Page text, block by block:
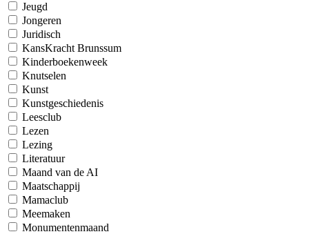
Jeugd
Jongeren
Juridisch
KansKracht Brunssum
Kinderboekenweek
Knutselen
Kunst
Kunstgeschiedenis
Leesclub
Lezen
Lezing
Literatuur
Maand van de AI
Maatschappij
Mamaclub
Meemaken
Monumentenmaand